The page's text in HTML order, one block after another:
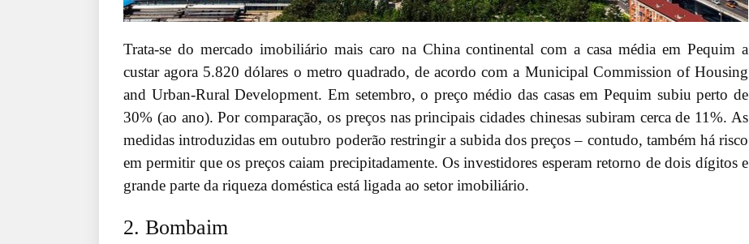
Trata-se do mercado imobiliário mais caro na China continental com a casa média em Pequim a
custar agora 5.820 dólares o metro quadrado, de acordo com a Municipal Commission of Housing
and Urban-Rural Development. Em setembro, o preço médio das casas em Pequim subiu perto de
30% (ao ano). Por comparação, os preços nas principais cidades chinesas subiram cerca de 11%. As
medidas introduzidas em outubro poderão restringir a subida dos preços – contudo, também há risco
em permitir que os preços caiam precipitadamente. Os investidores esperam retorno de dois dígitos e
grande parte da riqueza doméstica está ligada ao setor imobiliário.
2. Bombaim